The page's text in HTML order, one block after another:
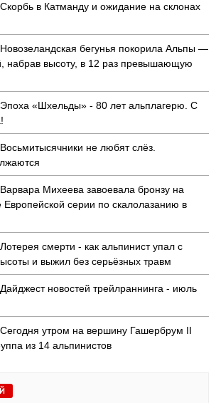
Скорбь в Катманду и ожидание на склонах
Новозеландская бегунья покорила Альпы —
набрав высоту, в 12 раз превышающую
Эпоха «Шхельды» - 80 лет альплагерю. С
Восьмитысячники не любят слёз.
Варвара Михеева завоевала бронзу на
серии по скалолазанию в
Лотерея смерти - как альпинист упал с
и выжил без серьёзных травм
Дайджест новостей трейлраннинга - июль
Сегодня утром на вершину Гашербрум II
из 14 альпинистов